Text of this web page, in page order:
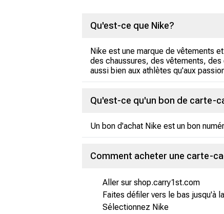
Qu'est-ce que Nike?
Nike est une marque de vêtements
des chaussures, des vêtements,
aussi bien aux athlètes qu'aux
Qu'est-ce qu'un bon de carte-
Un bon d'achat Nike est un bon
Comment acheter une carte-
Aller sur shop.carry1st.com
Faites défiler vers le bas jusqu'à
Sélectionnez Nike